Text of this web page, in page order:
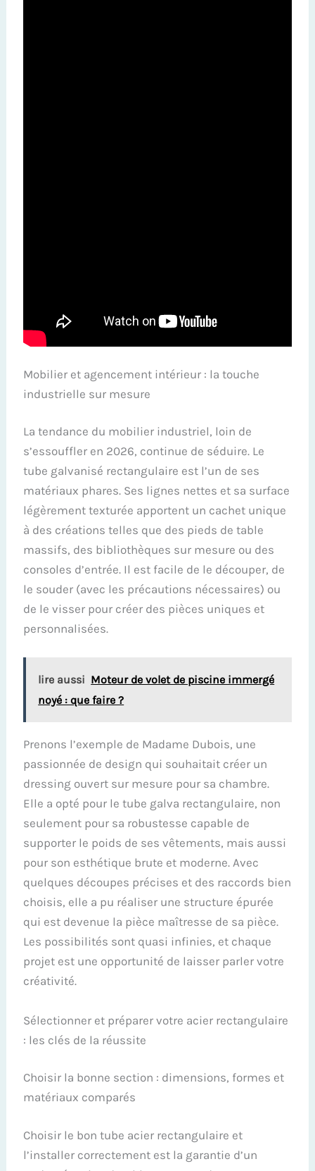
Mobilier et agencement intérieur : la touche
industrielle sur mesure
La tendance du mobilier industriel, loin de
s’essouffler en 2026, continue de séduire. Le
tube galvanisé rectangulaire est l’un de ses
matériaux phares. Ses lignes nettes et sa surface
légèrement texturée apportent un cachet unique
à des créations telles que des pieds de table
massifs, des bibliothèques sur mesure ou des
consoles d’entrée. Il est facile de le découper, de
le souder (avec les précautions nécessaires) ou
de le visser pour créer des pièces uniques et
personnalisées.
lire aussi Moteur de volet de piscine immergé
noyé : que faire ?
Prenons l’exemple de Madame Dubois, une
passionnée de design qui souhaitait créer un
dressing ouvert sur mesure pour sa chambre.
Elle a opté pour le tube galva rectangulaire, non
seulement pour sa robustesse capable de
supporter le poids de ses vêtements, mais aussi
pour son esthétique brute et moderne. Avec
quelques découpes précises et des raccords bien
choisis, elle a pu réaliser une structure épurée
qui est devenue la pièce maîtresse de sa pièce.
Les possibilités sont quasi infinies, et chaque
projet est une opportunité de laisser parler votre
créativité.
Sélectionner et préparer votre acier rectangulaire
: les clés de la réussite
Choisir la bonne section : dimensions, formes et
matériaux comparés
Choisir le bon tube acier rectangulaire et
l’installer correctement est la garantie d’un